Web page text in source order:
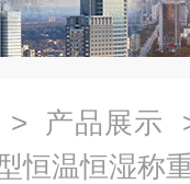
> 产品展示
恒温恒湿称